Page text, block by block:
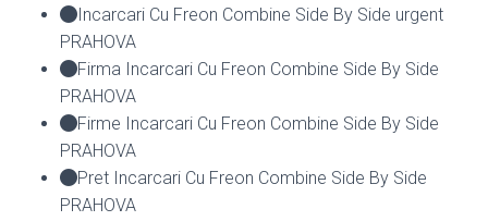
Incarcari Cu Freon Combine Side By Side urgent
PRAHOVA
Firma Incarcari Cu Freon Combine Side By Side
PRAHOVA
Firme Incarcari Cu Freon Combine Side By Side
PRAHOVA
Pret Incarcari Cu Freon Combine Side By Side
PRAHOVA